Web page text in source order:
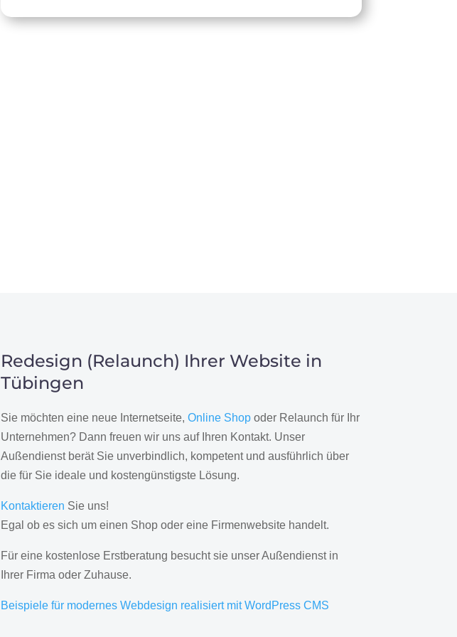
Redesign (Relaunch) Ihrer Website in
Tübingen
Sie möchten eine neue Internetseite, Online Shopoder Relaunch für Ihr
Unternehmen? Dann freuen wir uns auf Ihren Kontakt. Unser
Außendienst berät Sie unverbindlich, kompetent und ausführlich über
die für Sie ideale und kostengünstigste Lösung.
Kontaktieren Sie uns!
Egal ob es sich um einen Shop oder eine Firmenwebsite handelt.
Für eine kostenlose Erstberatung besucht sie unser Außendienst in
Ihrer Firma oder Zuhause.
Beispiele für modernes Webdesign realisiert mit WordPress CMS